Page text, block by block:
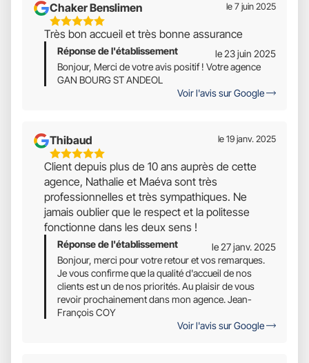
Chaker Benslimen
5
Étoiles
Sur
le 7 juin 2025
Très bon accueil et très bonne assurance
Réponse de l'établissement
le 23 juin 2025
Bonjour, Merci de votre avis positif ! Votre agence
GAN BOURG ST ANDEOL
Voir l'avis sur Google
Thibaud
5
Étoiles
Sur
5
le 19 janv. 2025
Client depuis plus de 10 ans auprès de cette
agence, Nathalie et Maéva sont très
professionnelles et très sympathiques. Ne
jamais oublier que le respect et la politesse
fonctionne dans les deux sens !
Réponse de l'établissement
le 27 janv. 2025
Bonjour, merci pour votre retour et vos remarques.
Je vous confirme que la qualité d'accueil de nos
clients est un de nos priorités. Au plaisir de vous
revoir prochainement dans mon agence. Jean-
François COY
Voir l'avis sur Google